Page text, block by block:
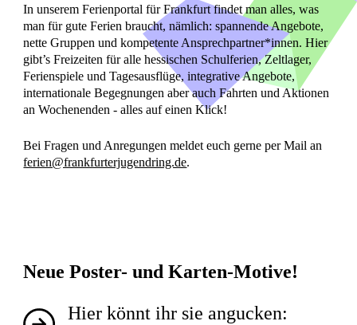
In unserem Ferienportal für Frankfurt findet man alles, was
man für gute Ferien braucht, nämlich: spannende Angebote,
nette Gruppen und kompetente Ansprechpartner*innen. Hier
gibt’s Freizeiten für alle hessischen Schulferien, Zeltlager,
Ferienspiele und Tagesausflüge, integrative Angebote,
internationale Begegnungen aber auch Fahrten und Aktionen
an Wochenenden - alles auf einenKlick!
Bei Fragen und Anregungen meldet euch gerne per Mail an
ferien@frankfurterjugendring.de.
Neue Poster- und Karten-Motive!
Hier könnt ihr sie angucken: